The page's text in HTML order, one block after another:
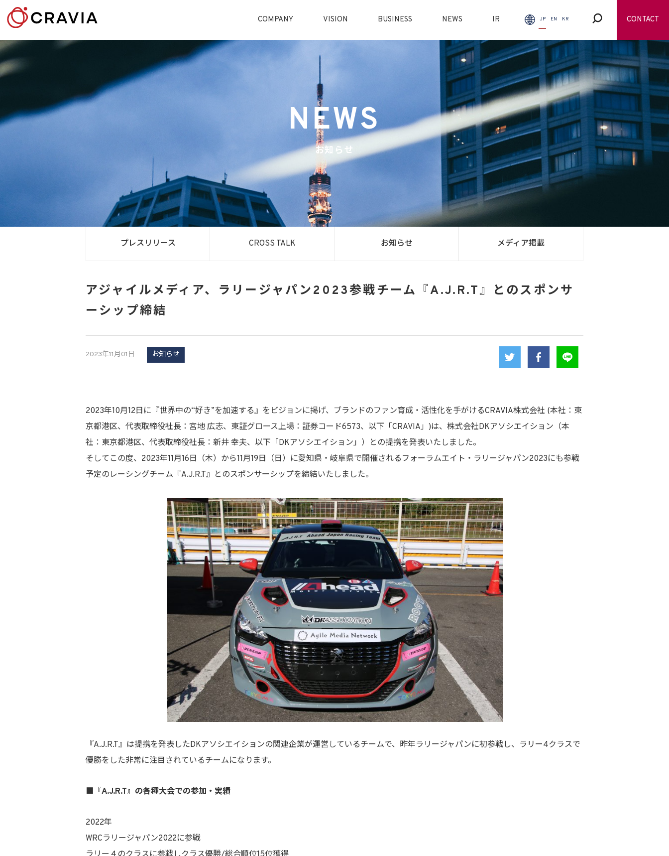
COMPANY VISION BUSINESS NEWS IR JP EN KR CONTACT
NEWS
お知らせ
プレスリリース CROSS TALK お知らせ メディア掲載
アジャイルメディア、ラリージャパン2023参戦チーム『A.J.R.T』とのスポンサ
ーシップ締結
2023年11月01日 お知らせ
2023年10月12日に『世界中の“好き”を加速する』をビジョンに掲げ、ブランドのファン育成・活性化を手がけるCRAVIA株式会社 (本社：東
京都港区、代表取締役社長：宮地 広志、東証グロース上場：証券コード6573、以下「CRAVIA」)は、株式会社DKアソシエイション（本
社：東京都港区、代表取締役社長：新井 幸夫、以下「DKアソシエイション」）との提携を発表いたしました。
そしてこの度、2023年11月16日（木）から11月19日（日）に愛知県・岐阜県で開催されるフォーラムエイト・ラリージャパン2023にも参戦
予定のレーシングチーム『A.J.R.T』とのスポンサーシップを締結いたしました。
『A.J.R.T』は提携を発表したDKアソシエイションの関連企業が運営しているチームで、昨年ラリージャパンに初参戦し、ラリー4クラスで
優勝をした非常に注目されているチームになります。
■『A.J.R.T』の各種大会での参加・実績
2022年
WRCラリージャパン2022に参戦